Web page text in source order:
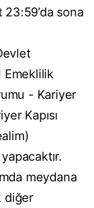
sona
Emeklilik
- Kariyer
Kapısı
meydana
diğer